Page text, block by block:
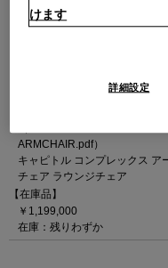
053 CAPITOL COMPLEX
ARMCHAIR.pdf）
キャピトル コンプレックス ア
チェア ラウンジチェア
【在庫品】
￥1,199,000
在庫：残りわずか
けます
詳細設定